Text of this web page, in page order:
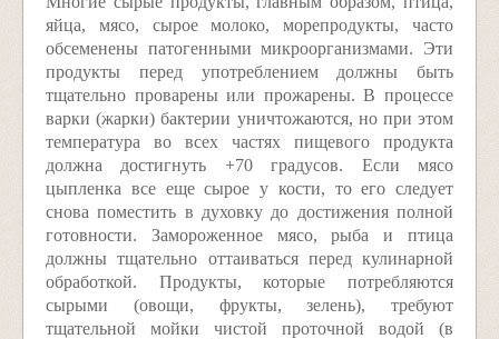
яйца, мясо, сырое молоко, морепродукты, часто
обсеменены патогенными микроорганизмами. Эти
продукты перед употреблением должны быть
тщательно проварены или прожарены. В процессе
варки (жарки) бактерии уничтожаются, но при этом
температура во всех частях пищевого продукта
должна достигнуть +70 градусов. Если мясо
цыпленка все еще сырое у кости, то его следует
снова поместить в духовку до достижения полной
готовности. Замороженное мясо, рыба и птица
должны тщательно оттаиваться перед кулинарной
обработкой. Продукты, которые потребляются
сырыми (овощи, фрукты, зелень), требуют
тщательной мойки чистой проточной водой (в